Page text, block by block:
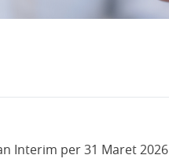
Interim per 31 Maret 2026